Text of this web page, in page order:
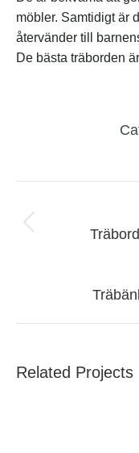
möbler. Samtidigt är
återvänder till
De bästa träborden
navigation
Related Projects